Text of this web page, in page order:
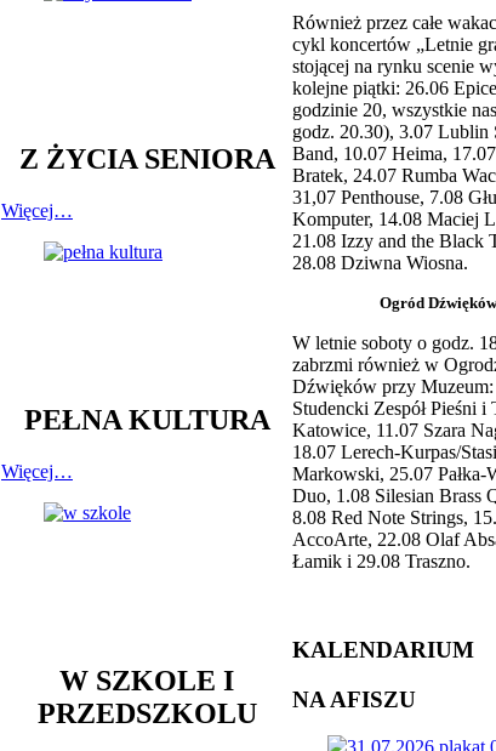
Z ŻYCIA SENIORA
Więcej…
PEŁNA KULTURA
Więcej…
W SZKOLE I
PRZEDSZKOLU
Również przez całe
cykl koncertów „Letnie
stojącej na rynku scenie
kolejne piątki: 26.06
godzinie 20, wszystkie
godz. 20.30), 3.07 Lublin
Band, 10.07 Heima,
Bratek, 24.07 Rumba
31,07 Penthouse, 7.08
Komputer, 14.08 Maciej
21.08 Izzy and the Black
28.08 Dziwna Wiosna.
Ogród Dźwięków
W letnie soboty o godz.
zabrzmi również w
Dźwięków przy
Studencki Zespół Pieśni i
Katowice, 11.07 Szara
18.07 Lerech-Kurpas/
Markowski, 25.07 Pałka-
Duo, 1.08 Silesian Brass
8.08 Red Note Strings,
AccoArte, 22.08 Olaf
Łamik i 29.08 Traszno.
KALENDARIUM
NA AFISZU